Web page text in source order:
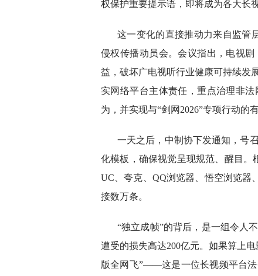
权保护重要提示语，即将成为各大长
这一变化的直接推动力来自监管
侵权传播动员会。会议指出，电视
益，破坏广电视听行业健康可持续发
实网络平台主体责任，重点治理非
为，并实现与“剑网2026”专项行动的
一天之后，中制协下发通知，号
化模板，确保视觉呈现规范、醒目。
UC、夸克、QQ浏览器、悟空浏览器
接数万条。
“独立成帧”的背后，是一组令人
遭受的损失高达200亿元。如果算上
版全网飞”——这是一位长视频平台